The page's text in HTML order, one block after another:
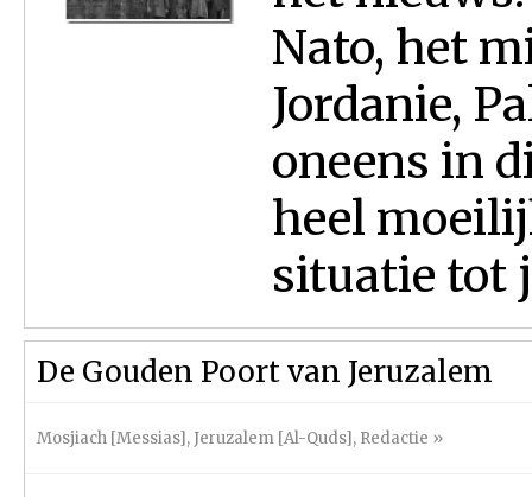
Nato, het
Jordanie,
oneens in
heel
situatie tot
De Gouden Poort van Jeruzalem
Mosjiach [Messias], Jeruzalem [Al-Quds], Redactie »